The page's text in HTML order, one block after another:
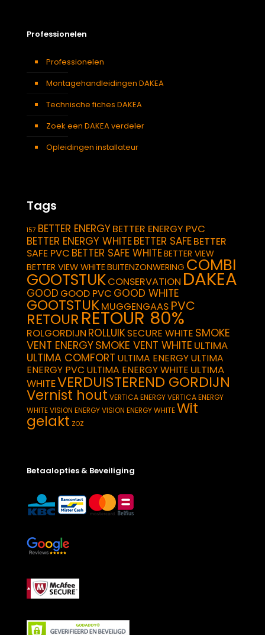
Professionelen
Professionelen
Montagehandleidingen DAKEA
Technische fiches DAKEA
Zoek een DAKEA verdeler
Opleidingen installateur
Tags
157 BETTER ENERGYBETTER ENERGY PVC
BETTER ENERGY WHITEBETTER SAFEBETTER
SAFE PVC BETTER SAFE WHITEBETTER VIEW
BETTER VIEW WHITEBUITENZONWERING COMBI
GOOTSTUKCONSERVATION DAKEA
GOOD GOOD PVC GOOD WHITE
GOOTSTUKMUGGENGAAS PVC
RETOUR RETOUR 80%
ROLGORDIJN ROLLUIKSECURE WHITE SMOKE
VENT ENERGYSMOKE VENT WHITE ULTIMA
ULTIMA COMFORT ULTIMA ENERGYULTIMA
ENERGY PVC ULTIMA ENERGY WHITE ULTIMA
WHITEVERDUISTEREND GORDIJN
Vernist hout VERTICA ENERGYVERTICA ENERGY
WHITEVISION ENERGYVISION ENERGY WHITEWit
gelakt ZOZ
Betaalopties & Beveiliging